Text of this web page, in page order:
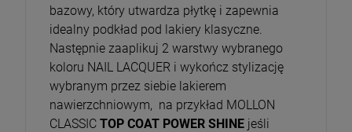
bazowy, który utwardza płytkę i zapewnia
idealny podkład pod lakiery klasyczne.
Następnie zaaplikuj 2 warstwy wybranego
koloru NAIL LACQUER i wykończ stylizację
wybranym przez siebie lakierem
nawierzchniowym, na przykład MOLLON
CLASSIC TOP COAT POWER SHINE jeśli